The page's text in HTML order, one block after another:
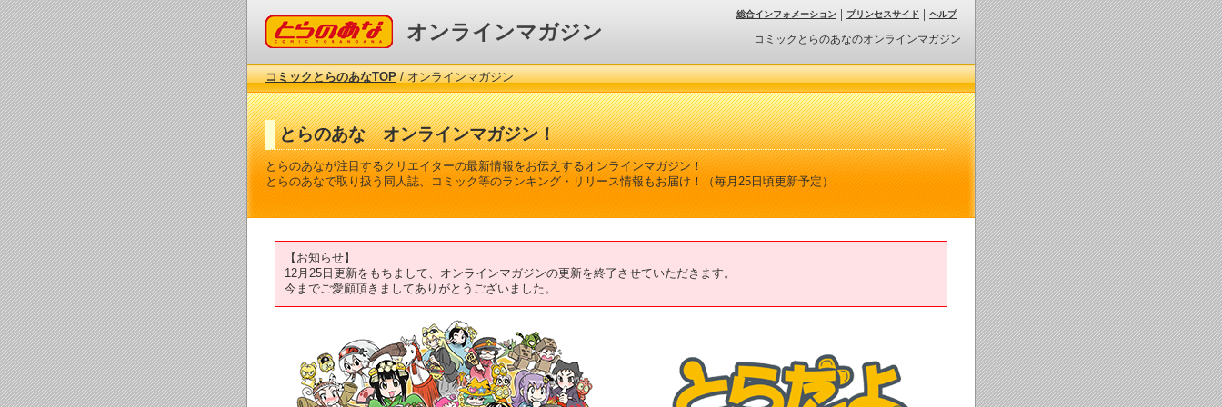
コミックとらのあな オンラインマガジン コミックとらのあなのオンラインマガジン
総合インフォメーション プリンセスサイド ヘルプ
コミックとらのあなTOP/ オンラインマガジン
とらのあな オンラインマガジン！
とらのあなが注目するクリエイターの最新情報をお伝えするオンラインマガジン！
とらのあなで取り扱う同人誌、コミック等のランキング・リリース情報もお届け！（毎月25日頃更新予定）
【お知らせ】
12月25日更新をもちまして、オンラインマガジンの更新を終了させていただきます。
今までご愛顧頂きましてありがとうございました。